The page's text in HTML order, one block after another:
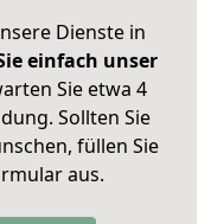
Dienste in
einfach unser
Sie etwa 4
Sollten Sie
füllen Sie
aus.